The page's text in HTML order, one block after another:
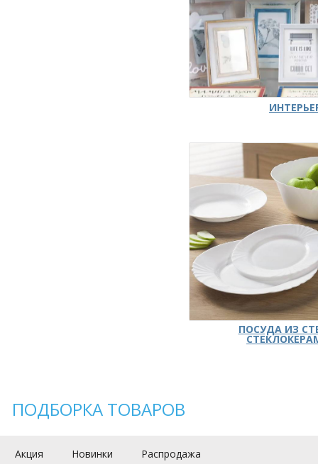
ПОСУДА ИЗ
ПОДБОРКА ТОВАРОВ
Акция Новинки Распродажа